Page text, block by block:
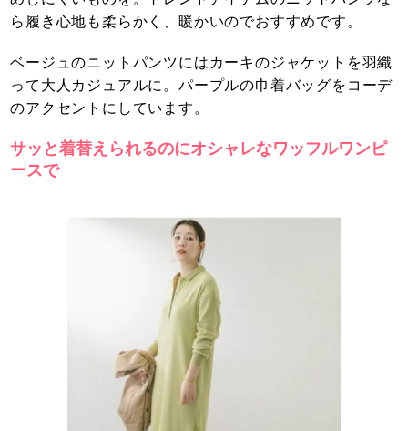
ら履き心地も柔らかく、暖かいのでおすすめです。
ベージュのニットパンツにはカーキのジャケットを羽織
って大人カジュアルに。パープルの巾着バッグをコーデ
のアクセントにしています。
サッと着替えられるのにオシャレなワッフルワンピ
ースで